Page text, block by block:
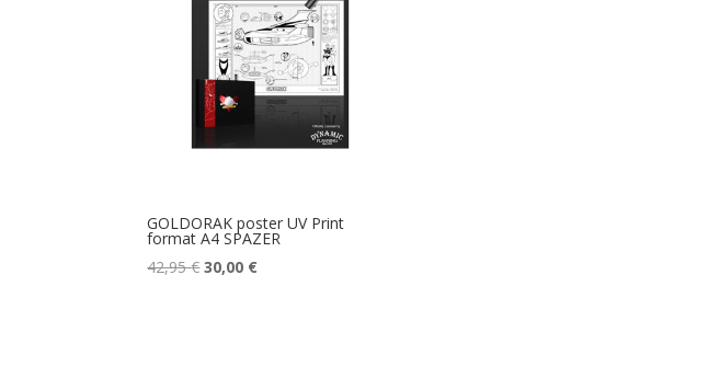
GOLDORAK poster UV Print
format A4 SPAZER
42,95€Le
30,00 €Le